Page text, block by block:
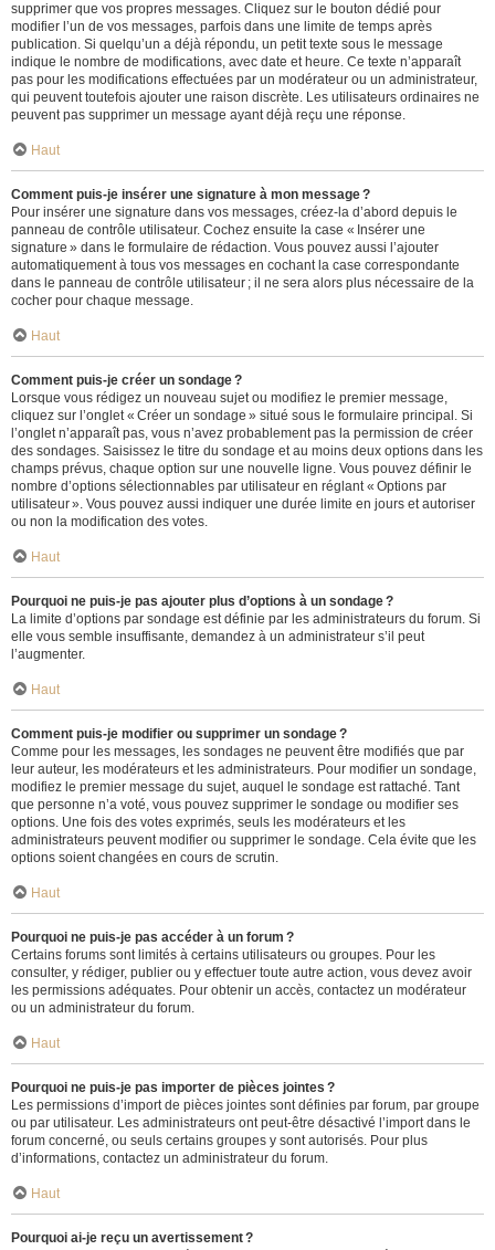
supprimer que vos propres messages. Cliquez sur le bouton dédié pour
modifier l’un de vos messages, parfois dans une limite de temps après
publication. Si quelqu’un a déjà répondu, un petit texte sous le message
indique le nombre de modifications, avec date et heure. Ce texte n’apparaît
pas pour les modifications effectuées par un modérateur ou un administrateur,
qui peuvent toutefois ajouter une raison discrète. Les utilisateurs ordinaires ne
peuvent pas supprimer un message ayant déjà reçu une réponse.
Haut
Comment puis-je insérer une signature à mon message ?
Pour insérer une signature dans vos messages, créez-la d’abord depuis le
panneau de contrôle utilisateur. Cochez ensuite la case « Insérer une
signature » dans le formulaire de rédaction. Vous pouvez aussi l’ajouter
automatiquement à tous vos messages en cochant la case correspondante
dans le panneau de contrôle utilisateur ; il ne sera alors plus nécessaire de la
cocher pour chaque message.
Haut
Comment puis-je créer un sondage ?
Lorsque vous rédigez un nouveau sujet ou modifiez le premier message,
cliquez sur l’onglet « Créer un sondage » situé sous le formulaire principal. Si
l’onglet n’apparaît pas, vous n’avez probablement pas la permission de créer
des sondages. Saisissez le titre du sondage et au moins deux options dans les
champs prévus, chaque option sur une nouvelle ligne. Vous pouvez définir le
nombre d’options sélectionnables par utilisateur en réglant « Options par
utilisateur ». Vous pouvez aussi indiquer une durée limite en jours et autoriser
ou non la modification des votes.
Haut
Pourquoi ne puis-je pas ajouter plus d’options à un sondage ?
La limite d’options par sondage est définie par les administrateurs du forum. Si
elle vous semble insuffisante, demandez à un administrateur s’il peut
l’augmenter.
Haut
Comment puis-je modifier ou supprimer un sondage ?
Comme pour les messages, les sondages ne peuvent être modifiés que par
leur auteur, les modérateurs et les administrateurs. Pour modifier un sondage,
modifiez le premier message du sujet, auquel le sondage est rattaché. Tant
que personne n’a voté, vous pouvez supprimer le sondage ou modifier ses
options. Une fois des votes exprimés, seuls les modérateurs et les
administrateurs peuvent modifier ou supprimer le sondage. Cela évite que les
options soient changées en cours de scrutin.
Haut
Pourquoi ne puis-je pas accéder à un forum ?
Certains forums sont limités à certains utilisateurs ou groupes. Pour les
consulter, y rédiger, publier ou y effectuer toute autre action, vous devez avoir
les permissions adéquates. Pour obtenir un accès, contactez un modérateur
ou un administrateur du forum.
Haut
Pourquoi ne puis-je pas importer de pièces jointes ?
Les permissions d’import de pièces jointes sont définies par forum, par groupe
ou par utilisateur. Les administrateurs ont peut-être désactivé l’import dans le
forum concerné, ou seuls certains groupes y sont autorisés. Pour plus
d’informations, contactez un administrateur du forum.
Haut
Pourquoi ai-je reçu un avertissement ?